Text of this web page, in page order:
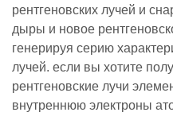
рентгеновских лучей и
дыры и новое
генерируя серию
лучей. если вы хотите
рентгеновские лучи
внутреннюю электроны